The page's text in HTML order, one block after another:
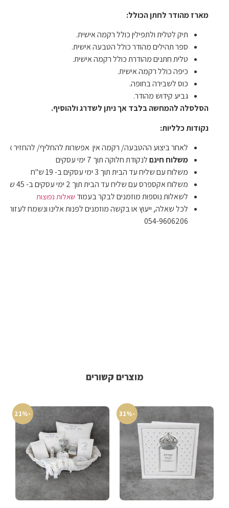
מארז מהודר לחתן הכולל:
תיק לטלית ולתפילין כולל רקמה אישית.
ספר תהילים מהודר כולל הטבעה אישית.
טלית חתנים מהודרת כולל רקמה אישית.
כיפה כולל רקמה אישית.
כוס לשבירה בחופה.
גביע קידוש מהודר.
הסלסלה להמחשה בלבד אך ניתן לשדרג ולהוסיף.
נקודות כלליות:
לאחר ביצוע ההטבעה/ רקמה אין אפשרות להחליף/ להחזיר את
משלוח חינםלנקודת חלוקה תוך 7 ימי עסקים
משלוח עם שליח עד הבית תוך 3 ימי עסקים ב- 19 ש"ח
משלוח אקספרס עם שליח עד הבית תוך 2 ימי עסקים ב- 45 ש"ח
לשאלות נוספות מוזמנים לבקר בעמוד שאלות נפוצות
לכל שאלה, ייעוץ או בקשה מוזמנים לפנות אלינו ונשמח לעזור
054-9606206
מוצרים קשורים
-31%
-21%